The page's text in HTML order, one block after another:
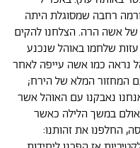
רחבה שמסוגלת היתה
אשה הרה. הצלחנו להקים
שלחמו באוהל שנכנע
נראה כמו אשה עייפה לאחר
המחזור המלא של הירח;
נאבקנו עם האוהל אשר
במשך הלילה כאשר
החלפנו את זהותנו: